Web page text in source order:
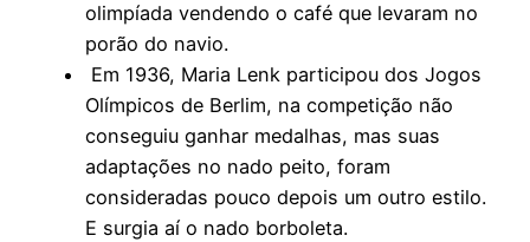
olimpíada vendendo o café que levaram no
porão do navio.
Em 1936, Maria Lenk participou dos Jogos
Olímpicos de Berlim, na competição não
conseguiu ganhar medalhas, mas suas
adaptações no nado peito, foram
consideradas pouco depois um outro estilo.
E surgia aí o nado borboleta.